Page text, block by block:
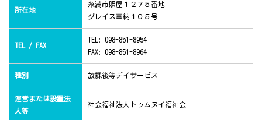
所在地
糸満市照屋１２７５番地
グレイス喜納１０５号
TEL / FAX
TEL: 098-851-8954
FAX: 098-851-8964
種別 放課後等デイサービス
運営または設置法
人等
社会福祉法人トゥムヌイ福祉会